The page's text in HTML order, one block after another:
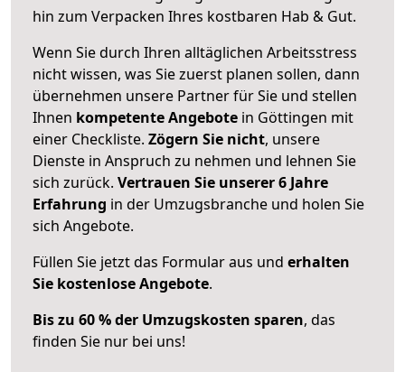
hin zum Verpacken Ihres kostbaren Hab & Gut.
Wenn Sie durch Ihren alltäglichen Arbeitsstress
nicht wissen, was Sie zuerst planen sollen, dann
übernehmen unsere Partner für Sie und stellen
Ihnen kompetente Angebote in Göttingen mit
einer Checkliste. Zögern Sie nicht, unsere
Dienste in Anspruch zu nehmen und lehnen Sie
sich zurück. Vertrauen Sie unserer 6 Jahre
Erfahrung in der Umzugsbranche und holen Sie
sich Angebote.
Füllen Sie jetzt das Formular aus und erhalten
Sie kostenlose Angebote.
Bis zu 60 % der Umzugskosten sparen, das
finden Sie nur bei uns!